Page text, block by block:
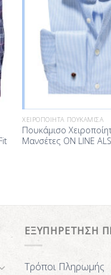
ΧΕΙΡΟΠΟΊΗΤΑ ΠΟΥΚΆΜΙΣΑ
Πουκάμισο
Μανσέτες ON LINE
ΕΞΥΠΗΡΕΤΗΣΗ
Τρόποι Πληρωμής